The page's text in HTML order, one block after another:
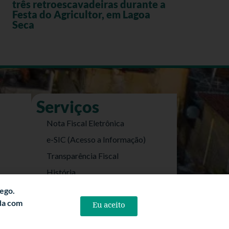
três retroescavadeiras durante a
Festa do Agricultor, em Lagoa
Seca
Serviços
Nota Fiscal Eletrônica
e-SIC (Acesso a Informação)
Transparência Fiscal
História
Politica de Privacidade
com
Eu aceito